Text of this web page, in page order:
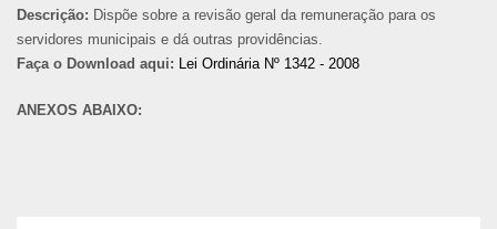
Descrição: Dispõe sobre a revisão geral da remuneração para os
servidores municipais e dá outras providências.
Faça o Download aqui: Lei Ordinária Nº 1342 - 2008
ANEXOS ABAIXO: